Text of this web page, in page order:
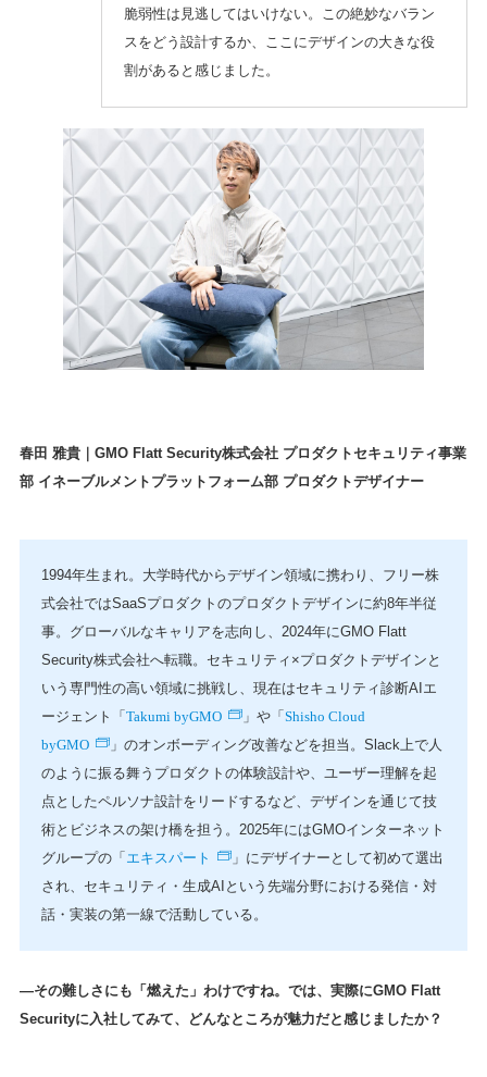
脆弱性は見逃してはいけない。この絶妙なバラン
スをどう設計するか、ここにデザインの大きな役
割があると感じました。
春田 雅貴｜GMO Flatt Security株式会社 プロダクトセキュリティ事業
部 イネーブルメントプラットフォーム部 プロダクトデザイナー
1994年生まれ。大学時代からデザイン領域に携わり、フリー株
式会社ではSaaSプロダクトのプロダクトデザインに約8年半従
事。グローバルなキャリアを志向し、2024年にGMO Flatt
Security株式会社へ転職。セキュリティ×プロダクトデザインと
いう専門性の高い領域に挑戦し、現在はセキュリティ診断AIエ
ージェント「 Takumi byGMO 」や「 Shisho Cloud
byGMO
」のオンボーディング改善などを担当。Slack上で人
のように振る舞うプロダクトの体験設計や、ユーザー理解を起
点としたペルソナ設計をリードするなど、デザインを通じて技
術とビジネスの架け橋を担う。2025年にはGMOインターネット
グループの「 エキスパート
」にデザイナーとして初めて選出
され、セキュリティ・生成AIという先端分野における発信・対
話・実装の第一線で活動している。
—その難しさにも「燃えた」わけですね。では、実際にGMO Flatt
Securityに入社してみて、どんなところが魅力だと感じましたか？